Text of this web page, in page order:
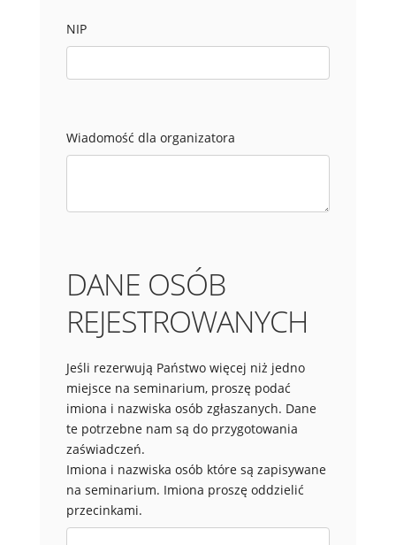
NIP
Wiadomość dla organizatora
DANE OSÓB
REJESTROWANYCH
Jeśli rezerwują Państwo więcej niż jedno
miejsce na seminarium, proszę podać
imiona i nazwiska osób zgłaszanych. Dane
te potrzebne nam są do przygotowania
zaświadczeń.
Imiona i nazwiska osób które są zapisywane
na seminarium. Imiona proszę oddzielić
przecinkami.